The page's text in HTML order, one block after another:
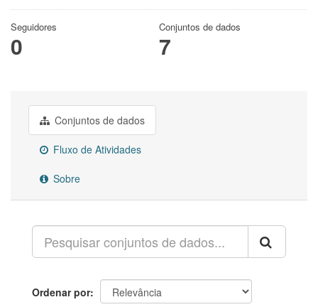
Seguidores
0
Conjuntos de dados
7
Conjuntos de dados
Fluxo de Atividades
Sobre
Ordenar por